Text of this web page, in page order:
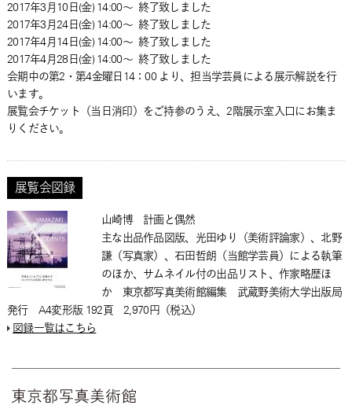
2017年3月10日(金) 14:00～ 終了致しました
2017年3月24日(金) 14:00～ 終了致しました
2017年4月14日(金) 14:00～ 終了致しました
2017年4月28日(金) 14:00～ 終了致しました
会期中の第2・第4金曜日14：00 より、担当学芸員による展示解説を行
います。
展覧会チケット（当日消印）をご持参のうえ、2階展示室入口にお集ま
りください。
展覧会図録
山崎博 計画と偶然
主な出品作品図版、光田ゆり（美術評論家）、北野
謙（写真家）、石田哲朗（当館学芸員）による執筆
のほか、サムネイル付の出品リスト、作家略歴ほ
か 東京都写真美術館編集 武蔵野美術大学出版局
発行 A4変形版 192頁 2,970円（税込）
図録一覧はこちら